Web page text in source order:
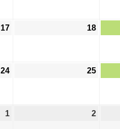
17 18
24 25
1 2